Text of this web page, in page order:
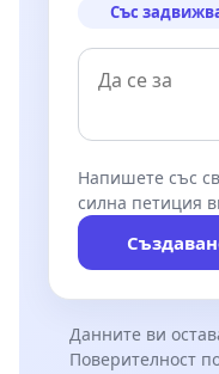
Със
Напишете със
силна петиция
Данните ви
Поверителност